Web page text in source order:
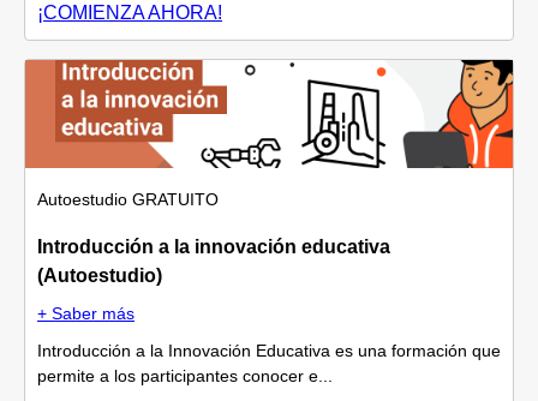
¡COMIENZA AHORA!
Autoestudio GRATUITO
Introducción a la innovación educativa
(Autoestudio)
+ Saber más
Introducción a la Innovación Educativa es una formación que
permite a los participantes conocer e...